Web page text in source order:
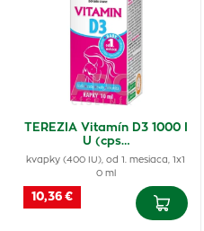
TEREZIA Vitamín D3 1000 I
U (cps…
kvapky (400 IU), od 1. mesiaca, 1x1
0 ml
10,36 €